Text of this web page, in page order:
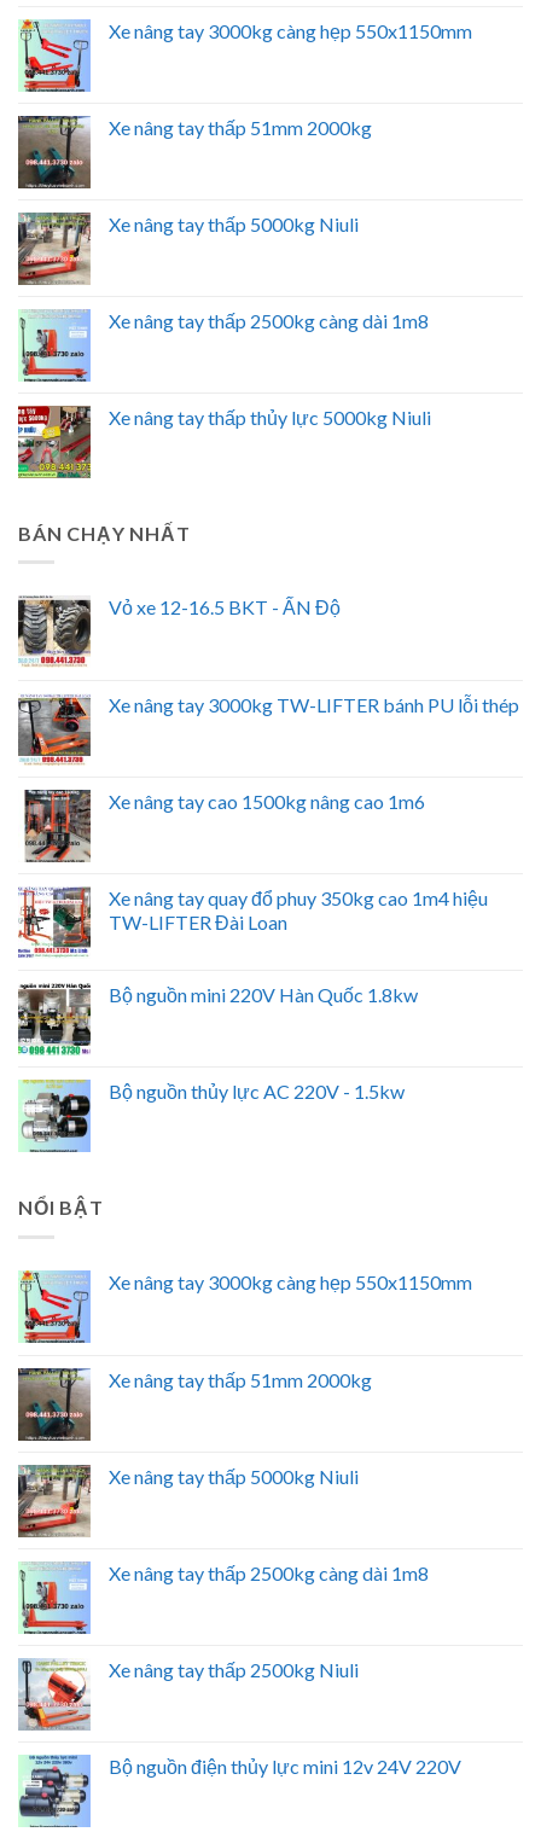
Xe nâng tay 3000kg càng hẹp 550x1150mm
Xe nâng tay thấp 51mm 2000kg
Xe nâng tay thấp 5000kg Niuli
Xe nâng tay thấp 2500kg càng dài 1m8
Xe nâng tay thấp thủy lực 5000kg Niuli
BÁN CHẠY NHẤT
Vỏ xe 12-16.5 BKT - ẤN Độ
Xe nâng tay 3000kg TW-LIFTER bánh PU lỗi thép
Xe nâng tay cao 1500kg nâng cao 1m6
Xe nâng tay quay đổ phuy 350kg cao 1m4 hiệu
TW-LIFTER Đài Loan
Bộ nguồn mini 220V Hàn Quốc 1.8kw
Bộ nguồn thủy lực AC 220V - 1.5kw
NỔI BẬT
Xe nâng tay 3000kg càng hẹp 550x1150mm
Xe nâng tay thấp 51mm 2000kg
Xe nâng tay thấp 5000kg Niuli
Xe nâng tay thấp 2500kg càng dài 1m8
Xe nâng tay thấp 2500kg Niuli
Bộ nguồn điện thủy lực mini 12v 24V 220V